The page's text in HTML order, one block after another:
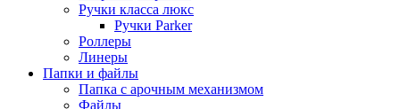
Ручки класса люкс
Ручки Parker
Роллеры
Линеры
Папки и файлы
Папка с арочным механизмом
Файлы